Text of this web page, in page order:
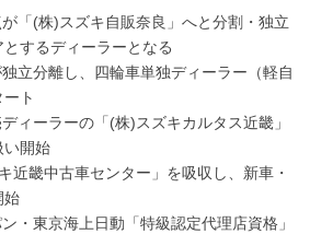
「(株)スズキ自販奈良」へと分割・独立
するディーラーとなる
立分離し、四輪車単独ディーラー（軽自
ト
ィーラーの「(株)スズキカルタス近畿」
い開始
近畿中古車センター」を吸収し、新車・
始
・東京海上日動「特級認定代理店資格」